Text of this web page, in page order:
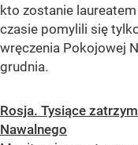
kto zostanie
czasie pomylili się
wręczenia Pokojowej
grudnia.
Rosja. Tysiące
Nawalnego